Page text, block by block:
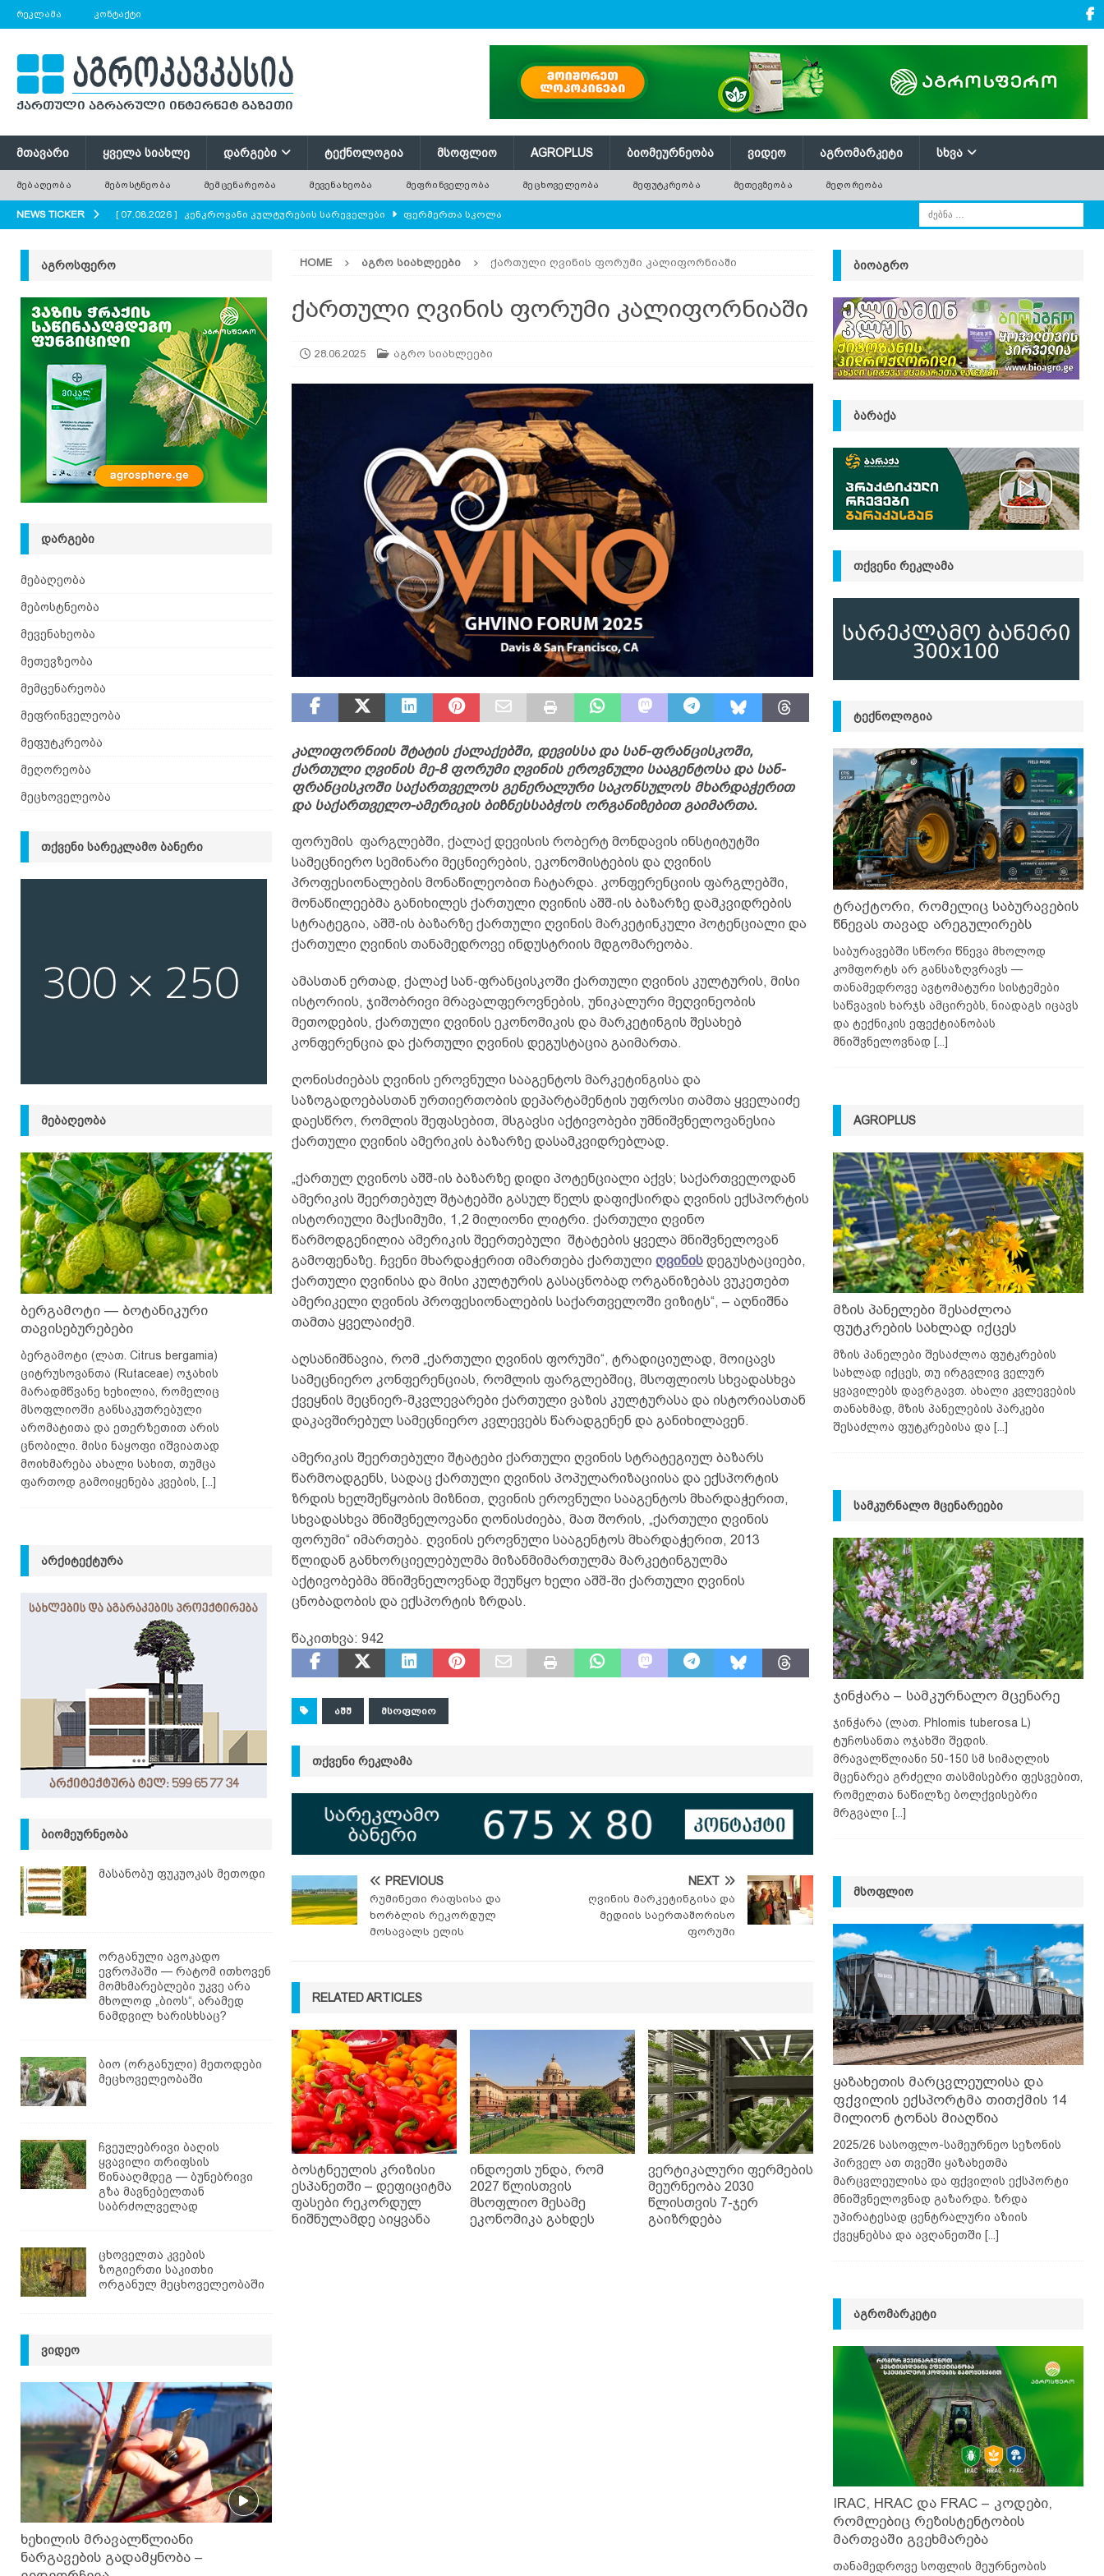
ᲠᲔᲙᲚᲐᲛᲐ ᲙᲝᲜᲢᲐᲥᲢᲘ
ᲛᲗᲐᲕᲐᲠᲘ ᲧᲕᲔᲚᲐ ᲡᲘᲐᲮᲚᲔ ᲓᲐᲠᲒᲔᲑᲘ ᲢᲔᲥᲜᲝᲚᲝᲒᲘᲐ ᲛᲡᲝᲤᲚᲘᲝ AGROPLUS ᲑᲘᲝᲛᲔᲣᲠᲜᲔᲝᲑᲐ ᲕᲘᲓᲔᲝ ᲐᲒᲠᲝᲛᲐᲠᲙᲔᲢᲘ ᲡᲮᲕᲐ
ᲛᲔᲑᲐᲦᲔᲝᲑᲐ ᲛᲔᲑᲝᲡᲢᲜᲔᲝᲑᲐ ᲛᲔᲛᲪᲔᲜᲐᲠᲔᲝᲑᲐ ᲛᲔᲕᲔᲜᲐᲮᲔᲝᲑᲐ ᲛᲔᲤᲠᲘᲜᲕᲔᲚᲔᲝᲑᲐ ᲛᲔᲪᲮᲝᲕᲔᲚᲔᲝᲑᲐ ᲛᲔᲤᲣᲢᲙᲠᲔᲝᲑᲐ ᲛᲔᲗᲔᲕᲖᲔᲝᲑᲐ ᲛᲔᲦᲝᲠᲔᲝᲑᲐ
NEWS TICKER [ 07.08.2026 ] კენკროვანი კულტურების სარეველები ᲤᲔᲠᲛᲔᲠᲗᲐ ᲡᲙᲝᲚᲐ
რატომ ტოვებენ ფერმერები მინდორში გამხმარ ხეებს? AGROPLUS
[ 07.08.2026 ] გნოლის ბიოლოგიური თავისებურებები და პროდუქტიულობა ᲛᲔᲤᲠᲘᲜᲕᲔᲚᲔᲝᲑᲐ
[ 07.08.2026 ] პოლონეთში ხილის მოსავლის მნიშვნელოვან შემცირებას პროგნოზირებენ
HOME ᲐᲒᲠᲝ ᲡᲘᲐᲮᲚᲔᲔᲑᲘ ქართული ღვინის ფორუმი კალიფორნიაში
ქართული ღვინის ფორუმი კალიფორნიაში
28.06.2025 აგრო სიახლეები
კალიფორნიის შტატის ქალაქებში, დევისსა და სან-ფრანცისკოში,
ქართული ღვინის მე-8 ფორუმი ღვინის ეროვნული სააგენტოსა და სან-
ფრანცისკოში საქართველოს გენერალური საკონსულოს მხარდაჭერით
და საქართველო-ამერიკის ბიზნესსაბჭოს ორგანიზებით გაიმართა.
ფორუმის ფარგლებში, ქალაქ დევისის რობერტ მონდავის ინსტიტუტში
სამეცნიერო სემინარი მეცნიერების, ეკონომისტების და ღვინის
პროფესიონალების მონაწილეობით ჩატარდა. კონფერენციის ფარგლებში,
მონაწილეებმა განიხილეს ქართული ღვინის აშშ-ის ბაზარზე დამკვიდრების
სტრატეგია, აშშ-ის ბაზარზე ქართული ღვინის მარკეტინკული პოტენციალი და
ქართული ღვინის თანამედროვე ინდუსტრიის მდგომარეობა.
ამასთან ერთად, ქალაქ სან-ფრანცისკოში ქართული ღვინის კულტურის, მისი
ისტორიის, ჯიშობრივი მრავალფეროვნების, უნიკალური მეღვინეობის
მეთოდების, ქართული ღვინის ეკონომიკის და მარკეტინგის შესახებ
კონფერენცია და ქართული ღვინის დეგუსტაცია გაიმართა.
ღონისძიებას ღვინის ეროვნული სააგენტოს მარკეტინგისა და
საზოგადოებასთან ურთიერთობის დეპარტამენტის უფროსი თამთა ყველაიძე
დაესწრო, რომლის შეფასებით, მსგავსი აქტივობები უმნიშვნელოვანესია
ქართული ღვინის ამერიკის ბაზარზე დასამკვიდრებლად.
„ქართულ ღვინოს აშშ-ის ბაზარზე დიდი პოტენციალი აქვს; საქართველოდან
ამერიკის შეერთებულ შტატებში გასულ წელს დაფიქსირდა ღვინის ექსპორტის
ისტორიული მაქსიმუმი, 1,2 მილიონი ლიტრი. ქართული ღვინო
წარმოდგენილია ამერიკის შეერთებული შტატების ყველა მნიშვნელოვან
გამოფენაზე. ჩვენი მხარდაჭერით იმართება ქართული ღვინისდეგუსტაციები,
ქართული ღვინისა და მისი კულტურის გასაცნობად ორგანიზებას ვუკეთებთ
ამერიკელი ღვინის პროფესიონალების საქართველოში ვიზიტს“, – აღნიშნა
თამთა ყველაიძემ.
აღსანიშნავია, რომ „ქართული ღვინის ფორუმი“, ტრადიციულად, მოიცავს
სამეცნიერო კონფერენციას, რომლის ფარგლებშიც, მსოფლიოს სხვადასხვა
ქვეყნის მეცნიერ-მკვლევარები ქართული ვაზის კულტურასა და ისტორიასთან
დაკავშირებულ სამეცნიერო კვლევებს წარადგენენ და განიხილავენ.
ამერიკის შეერთებული შტატები ქართული ღვინის სტრატეგიულ ბაზარს
წარმოადგენს, სადაც ქართული ღვინის პოპულარიზაციისა და ექსპორტის
ზრდის ხელშეწყობის მიზნით, ღვინის ეროვნული სააგენტოს მხარდაჭერით,
სხვადასხვა მნიშვნელოვანი ღონისძიება, მათ შორის, „ქართული ღვინის
ფორუმი“ იმართება. ღვინის ეროვნული სააგენტოს მხარდაჭერით, 2013
წლიდან განხორციელებულმა მიზანმიმართულმა მარკეტინგულმა
აქტივობებმა მნიშვნელოვნად შეუწყო ხელი აშშ-ში ქართული ღვინის
ცნობადობის და ექსპორტის ზრდას.
წაკითხვა: 942
ᲐᲨᲨ ᲛᲡᲝᲤᲚᲘᲝ
ᲗᲥᲕᲔᲜᲘ ᲠᲔᲙᲚᲐᲛᲐ
PREVIOUS
რუმინეთი რაფსისა და
ხორბლის რეკორდულ
მოსავალს ელის
NEXT
ღვინის მარკეტინგისა და
მედიის საერთაშორისო
ფორუმი
RELATED ARTICLES
ბოსტნეულის კრიზისი
ესპანეთში – დეფიციტმა
ფასები რეკორდულ
ნიშნულამდე აიყვანა
ინდოეთს უნდა, რომ
2027 წლისთვის
მსოფლიო მესამე
ეკონომიკა გახდეს
ვერტიკალური ფერმების
მეურნეობა 2030
წლისთვის 7-ჯერ
გაიზრდება
ᲐᲒᲠᲝᲡᲤᲔᲠᲝ
ᲓᲐᲠᲒᲔᲑᲘ
მებაღეობა
მებოსტნეობა
მევენახეობა
მეთევზეობა
მემცენარეობა
მეფრინველეობა
მეფუტკრეობა
მეღორეობა
მეცხოველეობა
ᲗᲥᲕᲔᲜᲘ ᲡᲐᲠᲔᲙᲚᲐᲛᲝ ᲑᲐᲜᲔᲠᲘ
ᲛᲔᲑᲐᲦᲔᲝᲑᲐ
ბერგამოტი — ბოტანიკური
თავისებურებები
ბერგამოტი (ლათ. Citrus bergamia)
ციტრუსოვანთა (Rutaceae) ოჯახის
მარადმწვანე ხეხილია, რომელიც
მსოფლიოში განსაკუთრებული
არომატითა და ეთერზეთით არის
ცნობილი. მისი ნაყოფი იშვიათად
მოიხმარება ახალი სახით, თუმცა
ფართოდ გამოიყენება კვების,
[...]
ᲐᲠᲥᲘᲢᲔᲥᲢᲣᲠᲐ
ᲑᲘᲝᲛᲔᲣᲠᲜᲔᲝᲑᲐ
მასანობუ ფუკუოკას მეთოდი
ორგანული ავოკადო
ევროპაში — რატომ ითხოვენ
მომხმარებლები უკვე არა
მხოლოდ „ბიოს“, არამედ
ნამდვილ ხარისხსაც?
ბიო (ორგანული) მეთოდები
მეცხოველეობაში
ჩვეულებრივი ბაღის
ყვავილი თრიფსის
წინააღმდეგ — ბუნებრივი
გზა მავნებელთან
საბრძოლველად
ცხოველთა კვების
ზოგიერთი საკითხი
ორგანულ მეცხოველეობაში
ᲕᲘᲓᲔᲝ
ხეხილის მრავალწლიანი
ნარგავების გადამყნობა –
ᲑᲘᲝᲐᲒᲠᲝ
ᲑᲐᲠᲐᲥᲐ
ᲗᲥᲕᲔᲜᲘ ᲠᲔᲙᲚᲐᲛᲐ
ᲢᲔᲥᲜᲝᲚᲝᲒᲘᲐ
ტრაქტორი, რომელიც საბურავების
წნევას თავად არეგულირებს
საბურავებში სწორი წნევა მხოლოდ
კომფორტს არ განსაზღვრავს —
თანამედროვე ავტომატური სისტემები
საწვავის ხარჯს ამცირებს, ნიადაგს იცავს
და ტექნიკის ეფექტიანობას
მნიშვნელოვნად [...]
AGROPLUS
მზის პანელები შესაძლოა
ფუტკრების სახლად იქცეს
მზის პანელები შესაძლოა ფუტკრების
სახლად იქცეს, თუ ირგვლივ ველურ
ყვავილებს დავრგავთ. ახალი კვლევების
თანახმად, მზის პანელების პარკები
შესაძლოა ფუტკრებისა და [...]
ᲡᲐᲛᲙᲣᲠᲜᲐᲚᲝ ᲛᲪᲔᲜᲐᲠᲔᲔᲑᲘ
ჯინჭარა – სამკურნალო მცენარე
ჯინჭარა (ლათ. Phlomis tuberosa L)
ტუჩოსანთა ოჯახში შედის.
მრავალწლიანი 50-150 სმ სიმაღლის
მცენარეა გრძელი თასმისებრი ფესვებით,
რომელთა ნაწილზე ბოლქვისებრი
მრგვალი [...]
ᲛᲡᲝᲤᲚᲘᲝ
ყაზახეთის მარცვლეულისა და
ფქვილის ექსპორტმა თითქმის 14
მილიონ ტონას მიაღწია
2025/26 სასოფლო-სამეურნეო სეზონის
პირველ ათ თვეში ყაზახეთმა
მარცვლეულისა და ფქვილის ექსპორტი
მნიშვნელოვნად გაზარდა. ზრდა
უპირატესად ცენტრალური აზიის
ქვეყნებსა და ავღანეთში [...]
ᲐᲒᲠᲝᲛᲐᲠᲙᲔᲢᲘ
IRAC, HRAC და FRAC – კოდები,
რომლებიც რეზისტენტობის
მართვაში გვეხმარება
თანამედროვე სოფლის მეურნეობის